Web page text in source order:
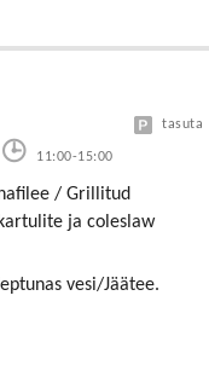
11:00-15:00
tasuta
/ Grillitud
ja coleslaw
vesi/Jäätee.